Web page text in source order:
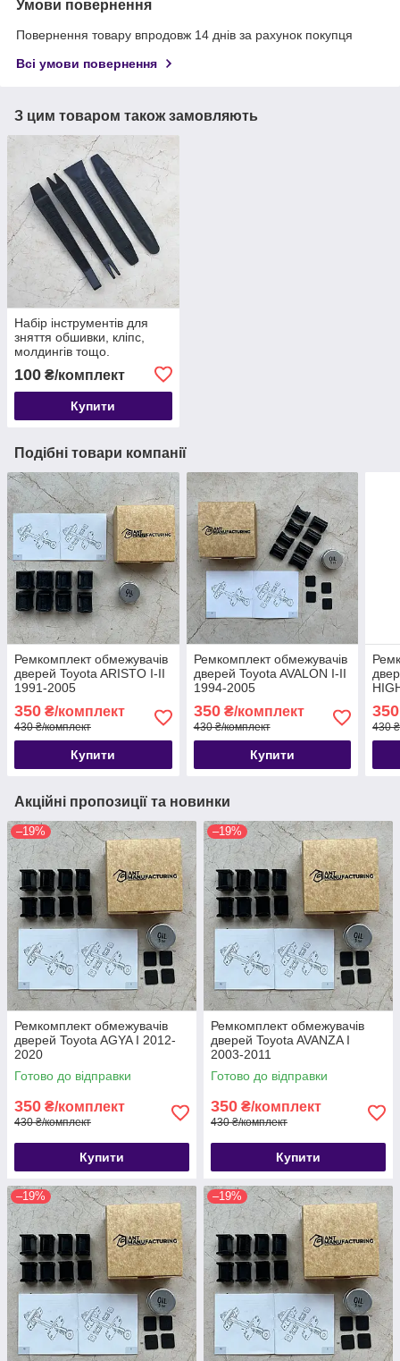
Умови повернення
Повернення товару впродовж 14 днів за рахунок покупця
Всі умови повернення
З цим товаром також замовляють
Набір інструментів для
зняття обшивки, кліпс,
молдингів тощо.
автомобіля з антиковзною
поверхнею, 4 шт
100 ₴/комплект
Купити
Подібні товари компанії
Ремкомплект обмежувачів
дверей Toyota ARISTO I-II
1991-2005
350 ₴/комплект
430 ₴/комплект
Купити
Ремкомплект обмежувачів
дверей Toyota AVALON I-II
1994-2005
350₴/комплект
430 ₴/комплект
Купити
350
430
Акційні пропозиції та новинки
–19%
Ремкомплект обмежувачів
дверей Toyota AGYA I 2012-
2020
Готово до відправки
350 ₴/комплект
430 ₴/комплект
Купити
–19%
Ремкомплект обмежувачів
дверей Toyota AVANZA I
2003-2011
Готово до відправки
350 ₴/комплект
430 ₴/комплект
Купити
–19% –19%